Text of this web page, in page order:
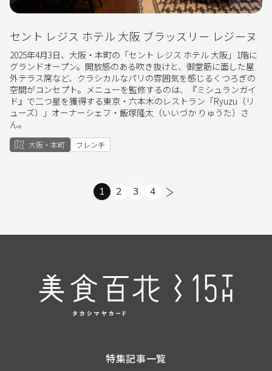
セント レジス ホテル 大阪 ブラッスリー レジーヌ
2025年4月3日、大阪・本町の「セント レジス ホテル 大阪」1階に
グランドオープン。開放感のある吹き抜けと、御堂筋に面した屋
外テラス席など、クラシカルなパリの雰囲気を感じるくつろぎの
空間がコンセプト。メニューを監修するのは、『ミシュランガイ
ド』で二つ星を獲得する東京・六本木のレストラン「Ryuzu（リ
ューズ）」オーナーシェフ・飯塚隆太（いいづか りゅうた）さ
ん。
大阪・本町 フレンチ
1 2 3 4 次へ
特集記事一覧